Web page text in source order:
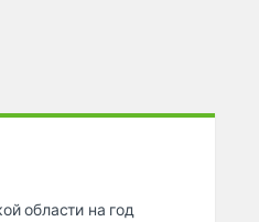
области на год